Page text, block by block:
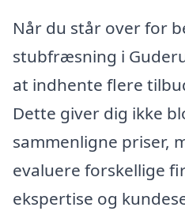
Når du står over for
stubfræsning i
at indhente flere
Dette giver dig ikke
sammenligne priser,
evaluere forskellige
ekspertise og